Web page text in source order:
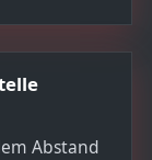
Abstand